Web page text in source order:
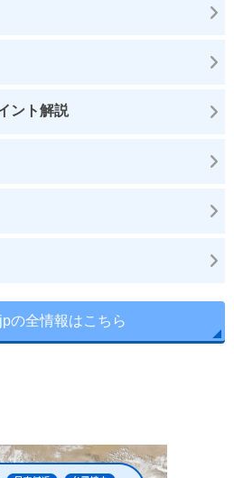
ント解説
の全情報はこちら